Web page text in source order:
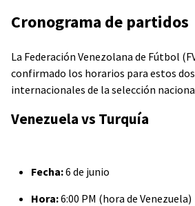
Cronograma de partidos
La Federación Venezolana de Fútbol
confirmado los horarios para estos
internacionales de la selección
Venezuela vs Turquía
Fecha:6 de junio
Hora:6:00 PM (hora de Venezuela)